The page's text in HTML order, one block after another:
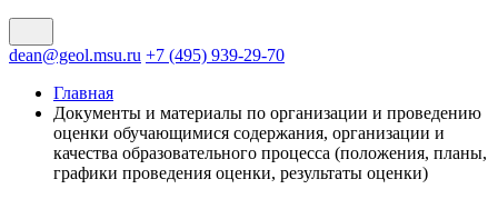
dean@geol.msu.ru +7 (495) 939-29-70
Главная
Документы и материалы по организации и проведению
оценки обучающимися содержания, организации и
качества образовательного процесса (положения, планы,
графики проведения оценки, результаты оценки)